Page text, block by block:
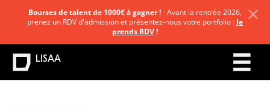
Bourses de talent de 1000€ à gagner !- Avant la rentrée 2026,
prenez un RDV d'admission et présentez-nous votre portfolio : Je
prends RDV!
LISAA